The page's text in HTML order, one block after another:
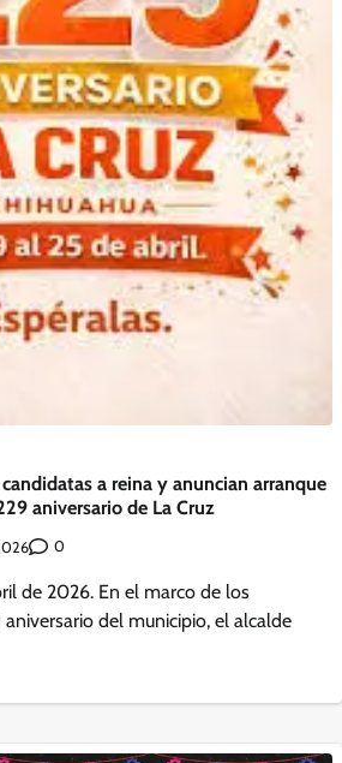
a reina y anuncian arranque
aniversario de La Cruz
0
de 2026. En el marco de los
del municipio, el alcalde